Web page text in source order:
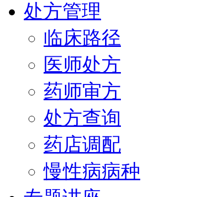
处方管理
临床路径
医师处方
药师审方
处方查询
药店调配
慢性病病种